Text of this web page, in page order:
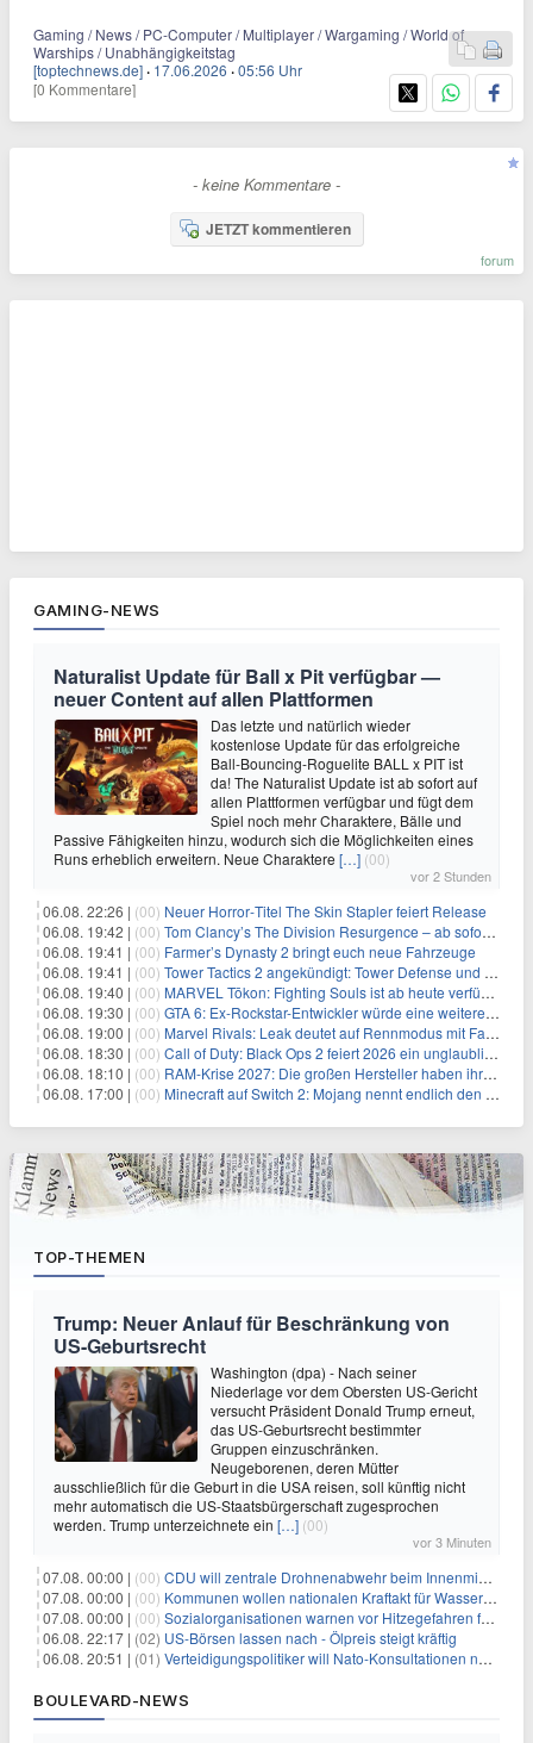
Gaming / News / PC-Computer / Multiplayer / Wargaming / World of
Warships / Unabhängigkeitstag
[toptechnews.de] · 17.06.2026 ·05:56 Uhr
[0 Kommentare]
- keine Kommentare -
JETZT kommentieren
forum
GAMING-NEWS
Naturalist Update für Ball x Pit verfügbar —
neuer Content auf allen Plattformen
Das letzte und natürlich wieder
kostenlose Update für das erfolgreiche
Ball-Bouncing-Roguelite BALL x PIT ist
da! The Naturalist Update ist ab sofort auf
allen Plattformen verfügbar und fügt dem
Spiel noch mehr Charaktere, Bälle und
Passive Fähigkeiten hinzu, wodurch sich die Möglichkeiten eines
Runs erheblich erweitern. Neue Charaktere […] (00)
vor 2 Stunden
06.08. 22:26 | (00) Neuer Horror‑Titel The Skin Stapler feiert Release
06.08. 19:42 | (00) Tom Clancy’s The Division Resurgence – ab sofort für euch verfügbar
06.08. 19:41 | (00) Farmer’s Dynasty 2 bringt euch neue Fahrzeuge
06.08. 19:41 | (00) Tower Tactics 2 angekündigt: Tower Defense und Deckbuilding Kombo kehrt zurück
06.08. 19:40 | (00) MARVEL Tōkon: Fighting Souls ist ab heute verfügbar
06.08. 19:30 | (00) GTA 6: Ex-Rockstar-Entwickler würde eine weitere Verschiebung nicht überraschen
06.08. 19:00 | (00) Marvel Rivals: Leak deutet auf Rennmodus mit Fahrzeugen hin
06.08. 18:30 | (00) Call of Duty: Black Ops 2 feiert 2026 ein unglaubliches Comeback
06.08. 18:10 | (00) RAM-Krise 2027: Die großen Hersteller haben ihre Produktion offenbar schon verkauft
06.08. 17:00 | (00) Minecraft auf Switch 2: Mojang nennt endlich den Releasetermin
TOP-THEMEN
Trump: Neuer Anlauf für Beschränkung von
US-Geburtsrecht
Washington (dpa) - Nach seiner
Niederlage vor dem Obersten US-Gericht
versucht Präsident Donald Trump erneut,
das US-Geburtsrecht bestimmter
Gruppen einzuschränken.
Neugeborenen, deren Mütter
ausschließlich für die Geburt in die USA reisen, soll künftig nicht
mehr automatisch die US-Staatsbürgerschaft zugesprochen
werden. Trump unterzeichnete ein […] (00)
vor 3 Minuten
07.08. 00:00 | (00) CDU will zentrale Drohnenabwehr beim Innenministerium
07.08. 00:00 | (00) Kommunen wollen nationalen Kraftakt für Wasserversorgung
07.08. 00:00 | (00) Sozialorganisationen warnen vor Hitzegefahren für Obdachlose
06.08. 22:17 | (02) US-Börsen lassen nach - Ölpreis steigt kräftig
06.08. 20:51 | (01) Verteidigungspolitiker will Nato-Konsultationen nach Drohnenfund
BOULEVARD-NEWS